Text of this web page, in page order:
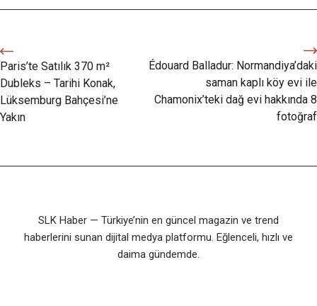
Paris’te Satılık 370 m²
Dubleks – Tarihi Konak,
Lüksemburg Bahçesi’ne
Yakın
Édouard Balladur: Normandiya’daki
saman kaplı köy evi ile
Chamonix’teki dağ evi hakkında 8
fotoğraf
SLK Haber — Türkiye’nin en güncel magazin ve trend
haberlerini sunan dijital medya platformu. Eğlenceli, hızlı ve
daima gündemde.